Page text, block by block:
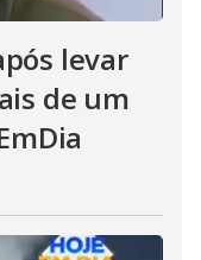
levar
de um